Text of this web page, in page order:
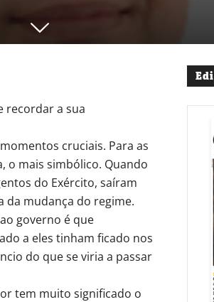
recordar a sua
cruciais. Para as
o mais simbólico. Quando
do Exército, saíram
da mudança do regime.
governo é que
a eles tinham ficado nos
do que se viria a passar
tem muito significado o